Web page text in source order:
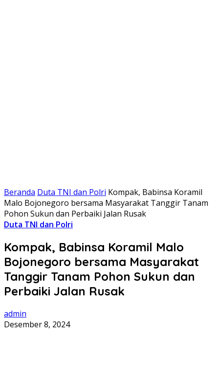
Beranda Duta TNI dan Polri Kompak, Babinsa Koramil
Malo Bojonegoro bersama Masyarakat Tanggir Tanam
Pohon Sukun dan Perbaiki Jalan Rusak
Duta TNI dan Polri
Kompak, Babinsa Koramil Malo
Bojonegoro bersama Masyarakat
Tanggir Tanam Pohon Sukun dan
Perbaiki Jalan Rusak
admin
Desember 8, 2024